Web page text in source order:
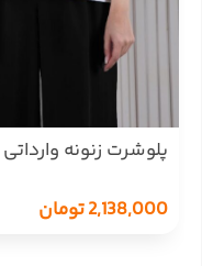
2,138,000تومان